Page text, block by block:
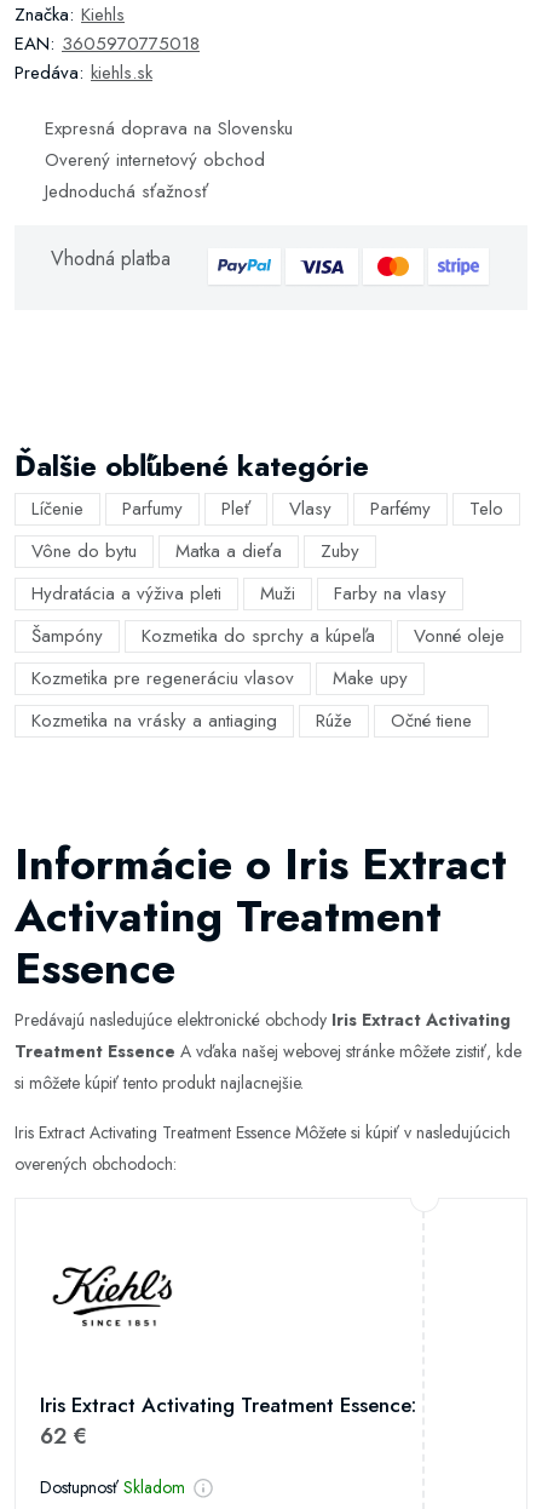
Značka: Kiehls
EAN: 3605970775018
Predáva: kiehls.sk
Expresná doprava na Slovensku
Overený internetový obchod
Jednoduchá sťažnosť
Vhodná platba
Ďalšie obľúbené kategórie
Líčenie Parfumy Pleť Vlasy Parfémy
Telo
Vône do bytu
Matka a dieťa
Zuby
Hydratácia a výživa pleti
Muži
Farby na vlasy
Šampóny
Kozmetika do sprchy a kúpeľa
Vonné oleje
Kozmetika pre regeneráciu vlasov
Make upy
Kozmetika na vrásky a antiaging
Rúže Očné tiene
Informácie o Iris Extract
Activating Treatment
Essence
Predávajú nasledujúce elektronické obchody Iris Extract Activating
Treatment Essence A vďaka našej webovej stránke môžete zistiť, kde
si môžete kúpiť tento produkt najlacnejšie.
Iris Extract Activating Treatment Essence Môžete si kúpiť v nasledujúcich
overených obchodoch:
Iris Extract Activating Treatment Essence:
62 €
Dostupnosť Skladom